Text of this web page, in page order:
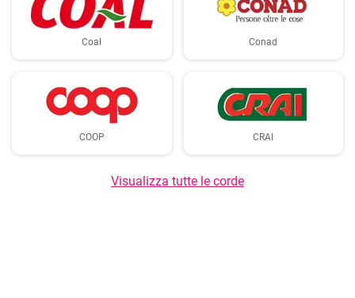
Coal Conad
COOP CRAI
Visualizza tutte le corde